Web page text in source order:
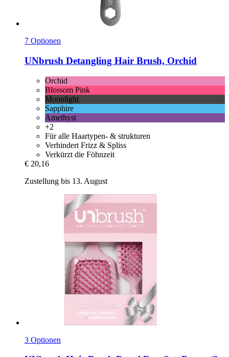
7 Optionen
UNbrush Detangling Hair Brush, Orchid
Orchid
Blossom Pink
Moonlight
Sapphire
Amethyst
+2
Für alle Haartypen- & strukturen
Verhindert Frizz & Spliss
Verkürzt die Föhnzeit
€ 20,16
Zustellung bis 13. August
3 Optionen